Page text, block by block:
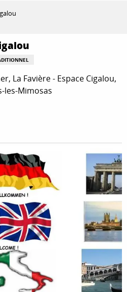
La Favière - Espace Cigalou,
les-Mimosas